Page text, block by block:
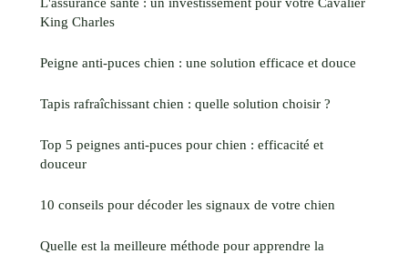
King Charles
Peigne anti-puces chien : une solution efficace et douce
Tapis rafraîchissant chien : quelle solution choisir ?
Top 5 peignes anti-puces pour chien : efficacité et
douceur
10 conseils pour décoder les signaux de votre chien
Quelle est la meilleure méthode pour apprendre la